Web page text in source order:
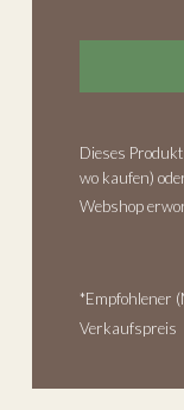
Dieses
wo kaufen)
Webshop
*Empfohlener
Verkaufspreis